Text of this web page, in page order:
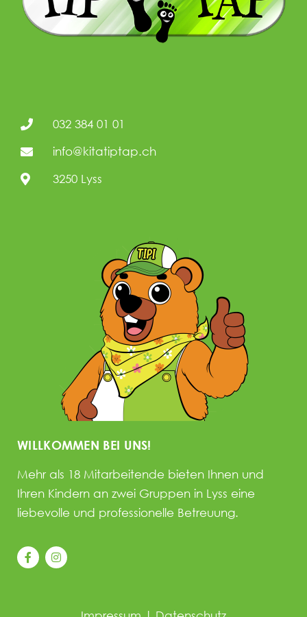
032 384 01 01
info@kitatiptap.ch
3250 Lyss
WILLKOMMEN BEI UNS!
Mehr als 18 Mitarbeitende bieten Ihnen und
Ihren Kindern an zwei Gruppen in Lyss eine
liebevolle und professionelle Betreuung.